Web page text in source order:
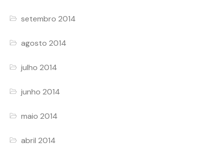
setembro 2014
agosto 2014
julho 2014
junho 2014
maio 2014
abril 2014